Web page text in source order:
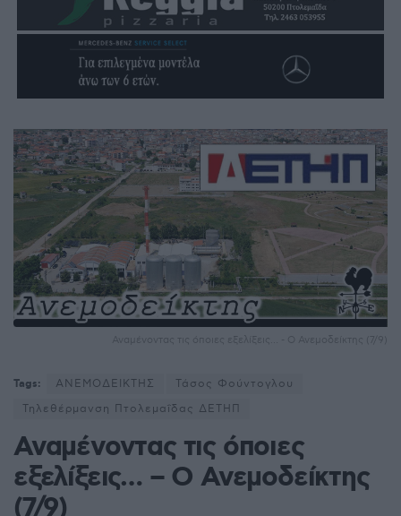
Αναμένοντας τις όποιες εξελίξεις… - Ο Ανεμοδείκτης (7/9)
Tags: ΑΝΕΜΟΔΕΙΚΤΗΣ
Τάσος Φούντογλου
Τηλεθέρμανση Πτολεμαΐδας ΔΕΤΗΠ
Αναμένοντας τις όποιες
εξελίξεις… – Ο Ανεμοδείκτης
(7/9)